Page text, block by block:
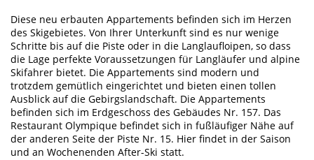
Diese neu erbauten Appartements befinden sich im Herzen
des Skigebietes. Von Ihrer Unterkunft sind es nur wenige
Schritte bis auf die Piste oder in die Langlaufloipen, so dass
die Lage perfekte Voraussetzungen für Langläufer und alpine
Skifahrer bietet. Die Appartements sind modern und
trotzdem gemütlich eingerichtet und bieten einen tollen
Ausblick auf die Gebirgslandschaft. Die Appartements
befinden sich im Erdgeschoss des Gebäudes Nr. 157. Das
Restaurant Olympique befindet sich in fußläufiger Nähe auf
der anderen Seite der Piste Nr. 15. Hier findet in der Saison
und an Wochenenden After-Ski statt.